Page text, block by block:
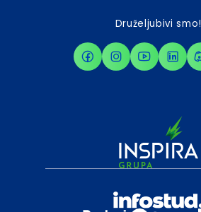
Druželjubivi smo!